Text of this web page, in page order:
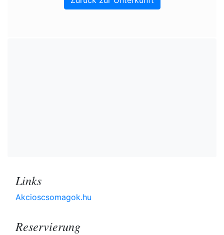
Links
Akcioscsomagok.hu
Reservierung